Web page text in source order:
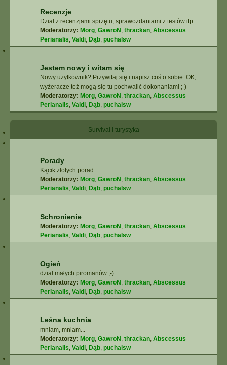
Recenzje
Dział z recenzjami sprzętu, sprawozdaniami z testów itp.
Moderatorzy: Morg, GawroN , thrackan, Abscessus
Perianalis, Valdi, Dąb, puchalsw
Jestem nowy i witam się
Nowy użytkownik? Przywitaj się i napisz coś o sobie. OK,
wyżeracze też mogą się tu pochwalić dokonaniami ;-)
Moderatorzy: Morg, GawroN , thrackan, Abscessus
Perianalis, Valdi, Dąb, puchalsw
Survival i turystyka
Porady
Kącik złotych porad
Moderatorzy: Morg, GawroN , thrackan, Abscessus
Perianalis, Valdi, Dąb, puchalsw
Schronienie
Moderatorzy: Morg, GawroN , thrackan, Abscessus
Perianalis, Valdi, Dąb, puchalsw
Ogień
dział małych piromanów ;-)
Moderatorzy: Morg, GawroN , thrackan, Abscessus
Perianalis, Valdi, Dąb, puchalsw
Leśna kuchnia
mniam, mniam...
Moderatorzy: Morg, GawroN , thrackan, Abscessus
Perianalis, Valdi, Dąb, puchalsw